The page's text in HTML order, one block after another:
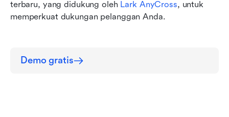
terbaru, yang didukung oleh Lark AnyCross, untuk
memperkuat dukungan pelanggan Anda.
Demo gratis